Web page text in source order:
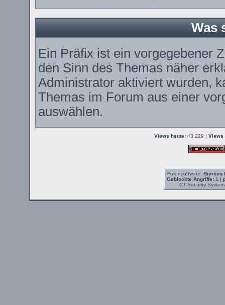
Was
Ein Präfix ist ein vorgegebener
den Sinn des Themas näher
Administrator aktiviert wurden,
Themas im Forum aus einer
auswählen.
Views heute: 43.229 | Views
Forensoftware: Burning
Geblockte Angriffe:1 |
CT Security